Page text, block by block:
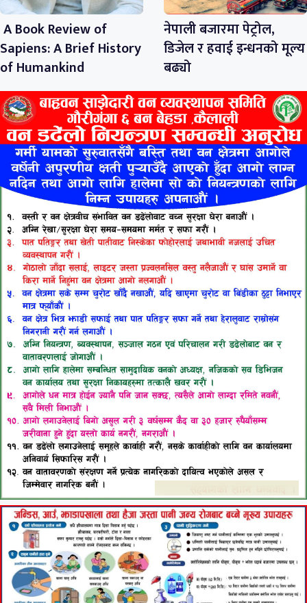
A Book Review of
Sapiens: A Brief History
of Humankind
नेपाली बजारमा पेट्रोल,
डिजेल र हवाई इन्धनको मूल्य
बढ्यो